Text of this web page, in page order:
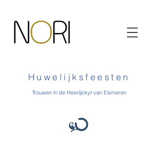
Huwelijksfeesten
Trouwen in de Heerlijckyt van Elsmeren